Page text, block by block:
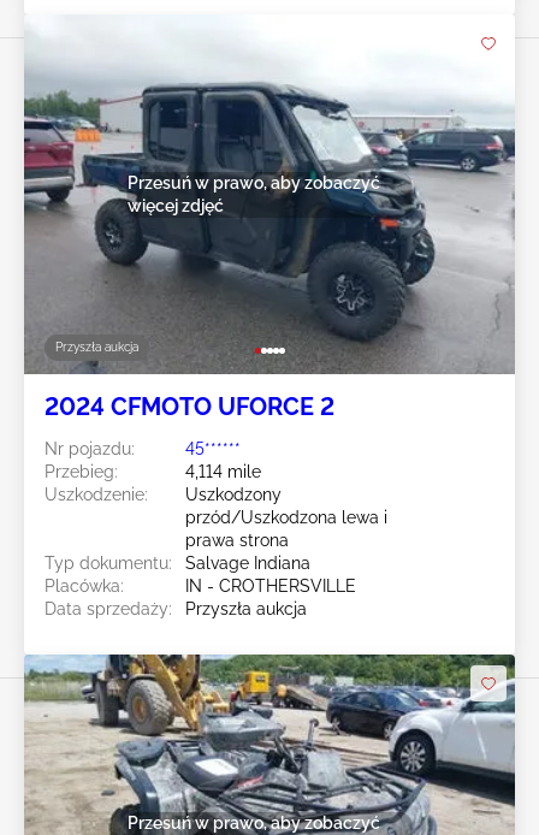
Przyszła aukcja
Przesuń w prawo, aby zobaczyć
więcej zdjęć
2024 CFMOTO UFORCE 2
Nr pojazdu:
45******
Przebieg:
4,114 mile
Uszkodzenie:
Uszkodzony
przód/Uszkodzona lewa i
prawa strona
Typ dokumentu:
Salvage Indiana
Placówka:
IN - CROTHERSVILLE
Data sprzedaży:
Przyszła aukcja
Przesuń w prawo, aby zobaczyć